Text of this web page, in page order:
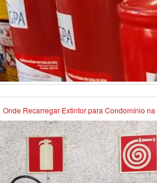
Onde Recarregar Extintor para Condomínio